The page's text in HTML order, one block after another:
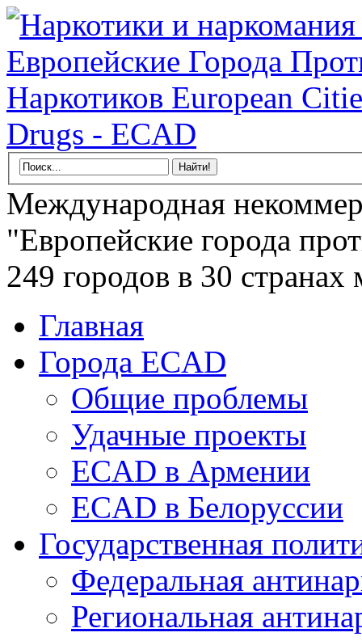
Международная
"Европейские города
249 городов в 30
Главная
Города ECAD
Общие проблемы
Удачные проекты
ECAD в Армении
ECAD в Белоруссии
Государственная
Федеральная
Региональная